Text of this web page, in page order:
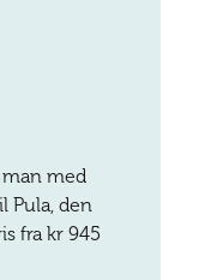
med
Pula, den
fra kr 945